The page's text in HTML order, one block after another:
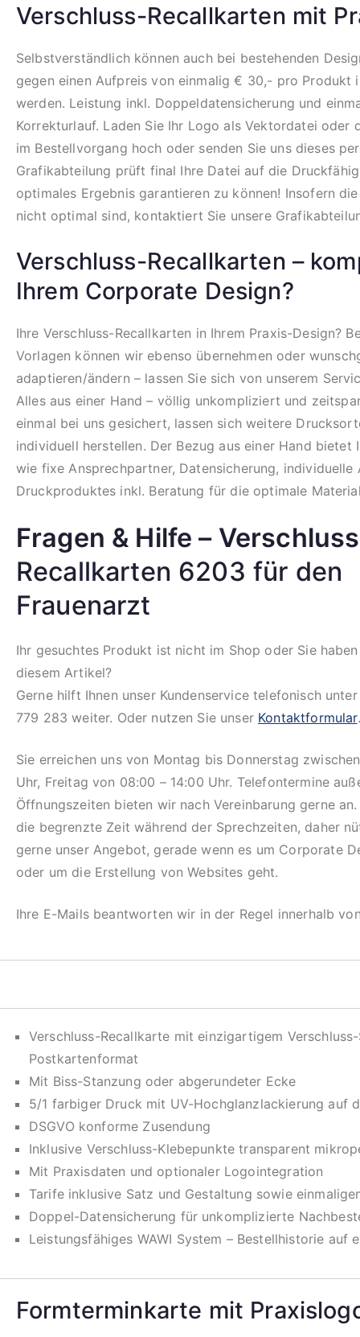
Verschluss-Recallkarten mit
Selbstverständlich können auch bei bestehenden
gegen einen Aufpreis von einmalig € 30,- pro Produkt
werden. Leistung inkl. Doppeldatensicherung und
Korrekturlauf. Laden Sie Ihr Logo als Vektordatei oder
im Bestellvorgang hoch oder senden Sie uns dieses
Grafikabteilung prüft final Ihre Datei auf die
optimales Ergebnis garantieren zu können! Insofern
nicht optimal sind, kontaktiert Sie unsere
Verschluss-Recallkarten –
Ihrem Corporate Design?
Ihre Verschluss-Recallkarten in Ihrem Praxis-Design?
Vorlagen können wir ebenso übernehmen oder
adaptieren/ändern – lassen Sie sich von unserem
Alles aus einer Hand – völlig unkompliziert und
einmal bei uns gesichert, lassen sich weitere
individuell herstellen. Der Bezug aus einer Hand bietet
wie fixe Ansprechpartner, Datensicherung, individuelle
Druckproduktes inkl. Beratung für die optimale
Fragen & Hilfe –
Recallkarten 6203 für den
Frauenarzt
Ihr gesuchtes Produkt ist nicht im Shop oder Sie
diesem Artikel?
Gerne hilft Ihnen unser Kundenservice telefonisch
779 283 weiter. Oder nutzen Sie unser Kontaktformular.
Sie erreichen uns von Montag bis Donnerstag
Uhr, Freitag von 08:00 – 14:00 Uhr. Telefontermine
Öffnungszeiten bieten wir nach Vereinbarung gerne
die begrenzte Zeit während der Sprechzeiten, daher
gerne unser Angebot, gerade wenn es um Corporate
oder um die Erstellung von Websites geht.
Ihre E-Mails beantworten wir in der Regel innerhalb
Verschluss-Recallkarte mit einzigartigem
Postkartenformat
Mit Biss-Stanzung oder abgerundeter Ecke
5/1 farbiger Druck mit UV-Hochglanzlackierung auf
DSGVO konforme Zusendung
Inklusive Verschluss-Klebepunkte transparent
Mit Praxisdaten und optionaler Logointegration
Tarife inklusive Satz und Gestaltung sowie
Doppel-Datensicherung für unkomplizierte
Leistungsfähiges WAWI System – Bestellhistorie auf
Formterminkarte mit